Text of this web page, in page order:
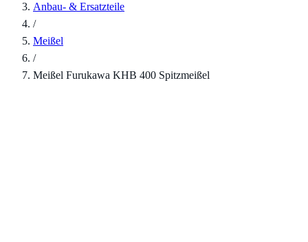
Anbau- & Ersatzteile
/
Meißel
/
Meißel Furukawa KHB 400 Spitzmeißel